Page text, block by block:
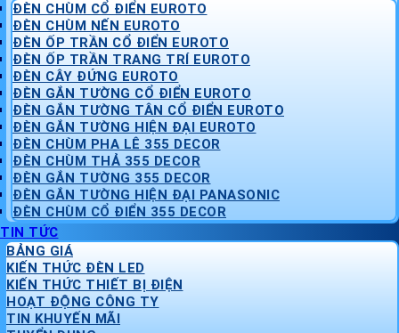
ĐÈN CHÙM CỔ ĐIỂN EUROTO
ĐÈN CHÙM NẾN EUROTO
ĐÈN ỐP TRẦN CỔ ĐIỂN EUROTO
ĐÈN ỐP TRẦN TRANG TRÍ EUROTO
ĐÈN CÂY ĐỨNG EUROTO
ĐÈN GẮN TƯỜNG CỔ ĐIỂN EUROTO
ĐÈN GẮN TƯỜNG TÂN CỔ ĐIỂN EUROTO
ĐÈN GẮN TƯỜNG HIỆN ĐẠI EUROTO
ĐÈN CHÙM PHA LÊ 355 DECOR
ĐÈN CHÙM THẢ 355 DECOR
ĐÈN GẮN TƯỜNG 355 DECOR
ĐÈN GẮN TƯỜNG HIỆN ĐẠI PANASONIC
ĐÈN CHÙM CỔ ĐIỂN 355 DECOR
TIN TỨC
BẢNG GIÁ
KIẾN THỨC ĐÈN LED
KIẾN THỨC THIẾT BỊ ĐIỆN
HOẠT ĐỘNG CÔNG TY
TIN KHUYẾN MÃI